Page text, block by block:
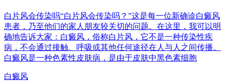
白片风会传染吗“白片风会传染吗？”这是每一位新确诊白癜风
患者，乃至他们的家人朋友较关切的问题。在这里，我可以明
确地告诉大家：白癜风，俗称白片风，它不是一种传染性疾
病，不会通过接触、呼吸或其他任何途径在人与人之间传播。
白癜风是一种色素性皮肤病，是由于皮肤中黑色素细胞
白癜风